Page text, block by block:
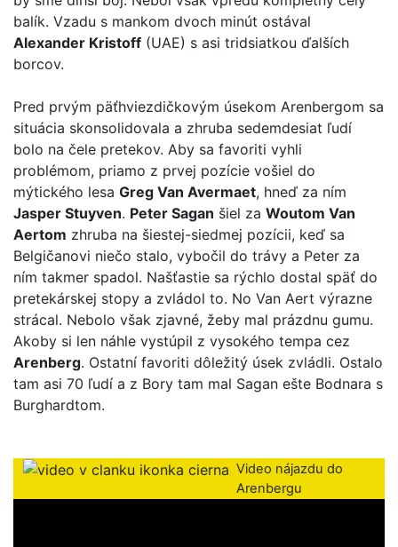
balík. Vzadu s mankom dvoch minút ostával
Alexander Kristoff (UAE) s asi tridsiatkou ďalších
borcov.
Pred prvým päťhviezdičkovým úsekom Arenbergom sa
situácia skonsolidovala a zhruba sedemdesiat ľudí
bolo na čele pretekov. Aby sa favoriti vyhli
problémom, priamo z prvej pozície vošiel do
mýtického lesa Greg Van Avermaet, hneď za ním
Jasper Stuyven. Peter Sagan šiel za Woutom Van
Aertom zhruba na šiestej-siedmej pozícii, keď sa
Belgičanovi niečo stalo, vybočil do trávy a Peter za
ním takmer spadol. Našťastie sa rýchlo dostal späť do
pretekárskej stopy a zvládol to. No Van Aert výrazne
strácal. Nebolo však zjavné, žeby mal prázdnu gumu.
Akoby si len náhle vystúpil z vysokého tempa cez
Arenberg. Ostatní favoriti dôležitý úsek zvládli. Ostalo
tam asi 70 ľudí a z Bory tam mal Sagan ešte Bodnara s
Burghardtom.
Video nájazdu do
Arenbergu